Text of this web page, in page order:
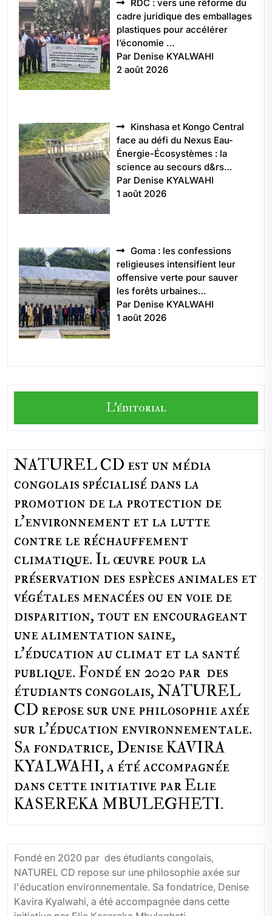
RDC : vers une réforme du
cadre juridique des emballages
plastiques pour accélérer
l’économie …
Par Denise KYALWAHI
2 août 2026
Kinshasa et Kongo Central
face au défi du Nexus Eau-
Énergie-Écosystèmes : la
science au secours d&rs…
Par Denise KYALWAHI
1 août 2026
Goma : les confessions
religieuses intensifient leur
offensive verte pour sauver
les forêts urbaines…
Par Denise KYALWAHI
1 août 2026
L'éditorial
NATUREL CD est un média
congolais spécialisé dans la
promotion de la protection de
l’environnement et la lutte
contre le réchauffement
climatique. Il œuvre pour la
préservation des espèces animales et
végétales menacées ou en voie de
disparition, tout en encourageant
une alimentation saine,
l'éducation au climat et la santé
publique. Fondé en 2020 par des
étudiants congolais, NATUREL
CD repose sur une philosophie axée
sur l'éducation environnementale.
Sa fondatrice, Denise KAVIRA
KYALWAHI, a été accompagnée
dans cette initiative par Elie
KASEREKA MBULEGHETI.
Fondé en 2020 par des étudiants congolais,
NATUREL CD repose sur une philosophie axée sur
l'éducation environnementale. Sa fondatrice, Denise
Kavira Kyalwahi, a été accompagnée dans cette